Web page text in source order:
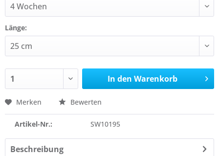
Länge:
In den Warenkorb
Merken Bewerten
Artikel-Nr.: SW10195
Beschreibung